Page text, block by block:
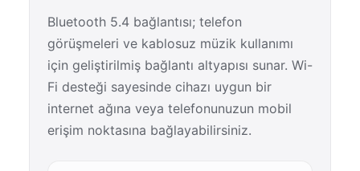
Bluetooth 5.4 bağlantısı; telefon
görüşmeleri ve kablosuz müzik kullanımı
için geliştirilmiş bağlantı altyapısı sunar. Wi-
Fi desteği sayesinde cihazı uygun bir
internet ağına veya telefonunuzun mobil
erişim noktasına bağlayabilirsiniz.